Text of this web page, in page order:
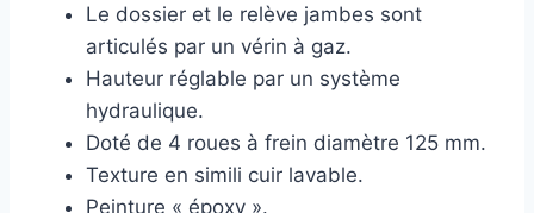
Le dossier et le relève jambes sont
articulés par un vérin à gaz.
Hauteur réglable par un système
hydraulique.
Doté de 4 roues à frein diamètre 125 mm.
Texture en simili cuir lavable.
Peinture « époxy ».